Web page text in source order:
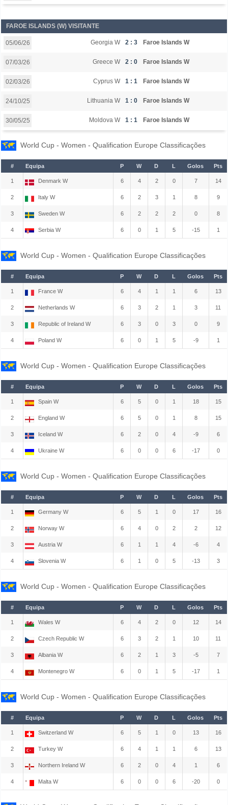
FAROE ISLANDS (W) VISITANTE
05/06/26 Georgia W 2 : 3 Faroe Islands W
07/03/26 Greece W 2 : 0 Faroe Islands W
02/03/26 Cyprus W 1 : 1 Faroe Islands W
24/10/25 Lithuania W 1 : 0 Faroe Islands W
30/05/25 Moldova W 1 : 1 Faroe Islands W
World Cup - Women - Qualification Europe Classificações
# Equipa P W D L Golos Pts
1 Denmark W 6 4 2 0 7 14
2 Italy W 6 2 3 1 8 9
3 Sweden W 6 2 2 2 0 8
4 Serbia W 6 0 1 5 -15 1
World Cup - Women - Qualification Europe Classificações
# Equipa P W D L Golos Pts
1 France W 6 4 1 1 6 13
2 Netherlands W 6 3 2 1 3 11
3 Republic of Ireland W 6 3 0 3 0 9
4 Poland W 6 0 1 5 -9 1
World Cup - Women - Qualification Europe Classificações
# Equipa P W D L Golos Pts
1 Spain W 6 5 0 1 18 15
2 England W 6 5 0 1 8 15
3 Iceland W 6 2 0 4 -9 6
4 Ukraine W 6 0 0 6 -17 0
World Cup - Women - Qualification Europe Classificações
# Equipa P W D L Golos Pts
1 Germany W 6 5 1 0 17 16
2 Norway W 6 4 0 2 2 12
3 Austria W 6 1 1 4 -6 4
4 Slovenia W 6 1 0 5 -13 3
World Cup - Women - Qualification Europe Classificações
# Equipa P W D L Golos Pts
1 Wales W 6 4 2 0 12 14
2 Czech Republic W 6 3 2 1 10 11
3 Albania W 6 2 1 3 -5 7
4 Montenegro W 6 0 1 5 -17 1
World Cup - Women - Qualification Europe Classificações
# Equipa P W D L Golos Pts
1 Switzerland W 6 5 1 0 13 16
2 Turkey W 6 4 1 1 6 13
3 Northern Ireland W 6 2 0 4 1 6
4 Malta W 6 0 0 6 -20 0